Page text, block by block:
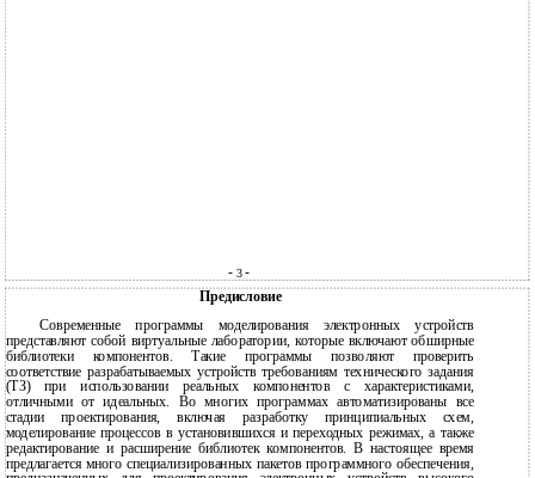
- 3-
Предисловие
Современные программы моделирования электронных устройств
представляют собой виртуальные лаборатории, которые включают обширные
библиотеки компонентов. Такие программы позволяют проверить
соответствие разрабатываемых устройств требованиям технического задания
(ТЗ) при использовании реальных компонентов с характеристиками,
отличными от идеальных. Во многих программах автоматизированы все
стадии проектирования, включая разработку принципиальных схем,
моделирование процессов в установившихся и переходных режимах, а также
редактирование и расширение библиотек компонентов. В настоящее время
предлагается много специализированных пакетов программного обеспечения,